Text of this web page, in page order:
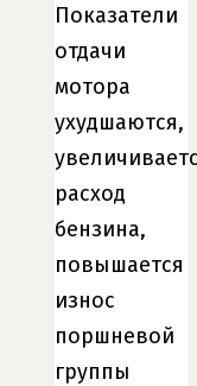
Показатели
отдачи
мотора
ухудшаются,
расход
бензина,
повышается
износ
поршневой
группы